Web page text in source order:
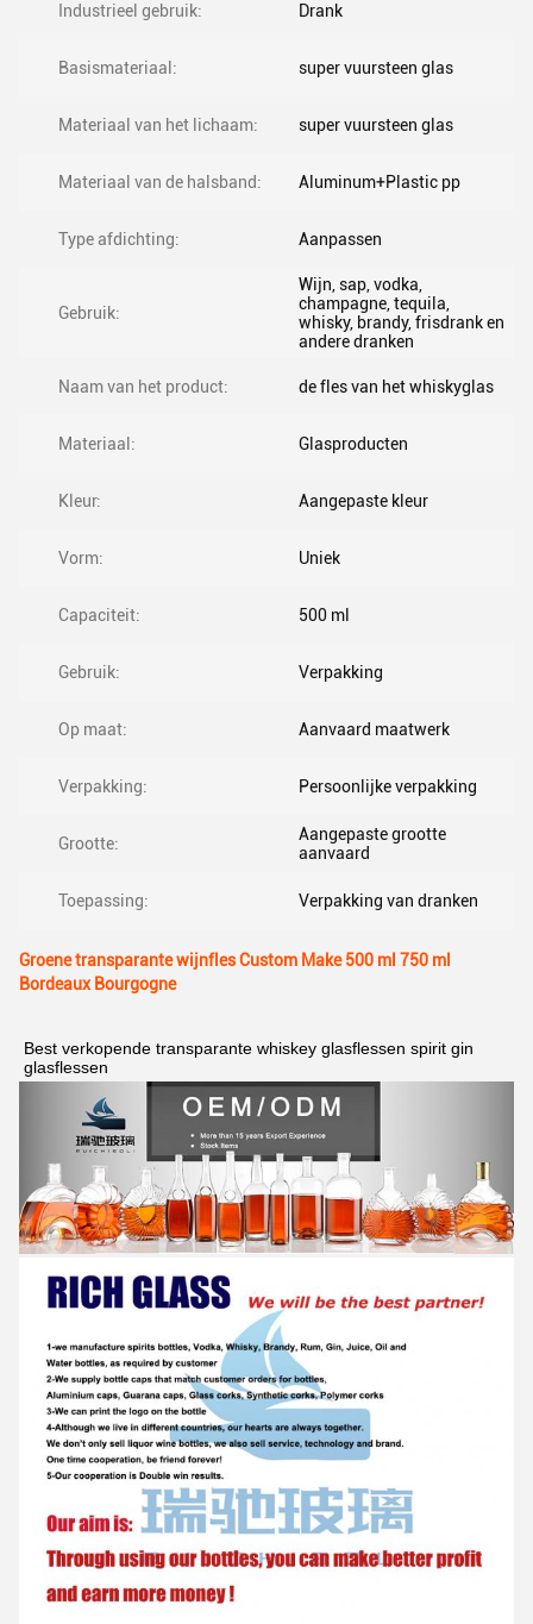
Industrieel gebruik: Drank
Basismateriaal: super vuursteen glas
Materiaal van het lichaam: super vuursteen glas
Materiaal van de halsband: Aluminum+Plastic pp
Type afdichting: Aanpassen
Gebruik:
Wijn, sap, vodka,
champagne, tequila,
whisky, brandy, frisdrank en
andere dranken
Naam van het product: de fles van het whiskyglas
Materiaal: Glasproducten
Kleur: Aangepaste kleur
Vorm: Uniek
Capaciteit: 500 ml
Gebruik: Verpakking
Op maat: Aanvaard maatwerk
Verpakking: Persoonlijke verpakking
Grootte:
Aangepaste grootte
aanvaard
Toepassing: Verpakking van dranken
Groene transparante wijnfles Custom Make 500 ml 750 ml
Bordeaux Bourgogne
Best verkopende transparante whiskey glasflessen spirit gin
glasflessen